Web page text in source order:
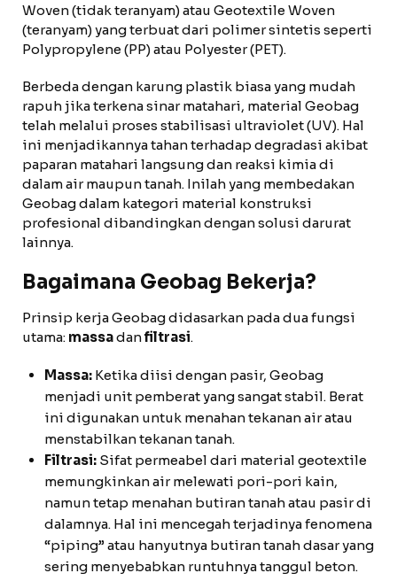
Woven (tidak teranyam) atau Geotextile Woven
(teranyam) yang terbuat dari polimer sintetis seperti
Polypropylene (PP) atau Polyester (PET).
Berbeda dengan karung plastik biasa yang mudah
rapuh jika terkena sinar matahari, material Geobag
telah melalui proses stabilisasi ultraviolet (UV). Hal
ini menjadikannya tahan terhadap degradasi akibat
paparan matahari langsung dan reaksi kimia di
dalam air maupun tanah. Inilah yang membedakan
Geobag dalam kategori material konstruksi
profesional dibandingkan dengan solusi darurat
lainnya.
Bagaimana Geobag Bekerja?
Prinsip kerja Geobag didasarkan pada dua fungsi
utama: massadanfiltrasi.
Massa: Ketika diisi dengan pasir, Geobag
menjadi unit pemberat yang sangat stabil. Berat
ini digunakan untuk menahan tekanan air atau
menstabilkan tekanan tanah.
Filtrasi: Sifat permeabel dari material geotextile
memungkinkan air melewati pori-pori kain,
namun tetap menahan butiran tanah atau pasir di
dalamnya. Hal ini mencegah terjadinya fenomena
“piping” atau hanyutnya butiran tanah dasar yang
sering menyebabkan runtuhnya tanggul beton.